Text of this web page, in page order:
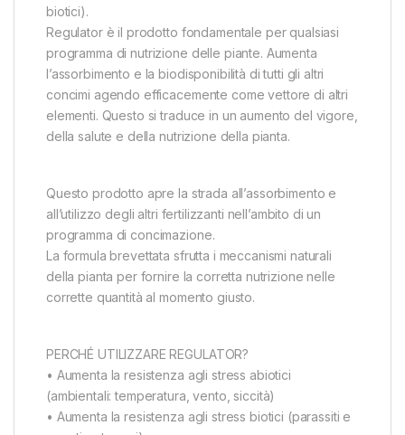
biotici).
Regulator è il prodotto fondamentale per qualsiasi
programma di nutrizione delle piante. Aumenta
l’assorbimento e la biodisponibilità di tutti gli altri
concimi agendo efficacemente come vettore di altri
elementi. Questo si traduce in un aumento del vigore,
della salute e della nutrizione della pianta.
Questo prodotto apre la strada all’assorbimento e
all’utilizzo degli altri fertilizzanti nell’ambito di un
programma di concimazione.
La formula brevettata sfrutta i meccanismi naturali
della pianta per fornire la corretta nutrizione nelle
corrette quantità al momento giusto.
PERCHÉ UTILIZZARE REGULATOR?
• Aumenta la resistenza agli stress abiotici
(ambientali: temperatura, vento, siccità)
• Aumenta la resistenza agli stress biotici (parassiti e